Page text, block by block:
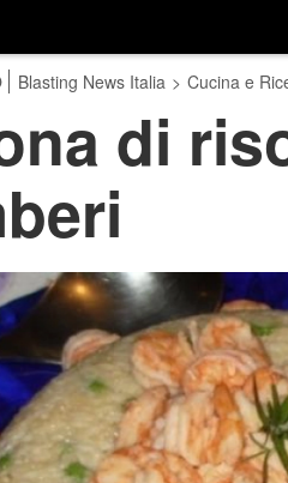
Blasting News Italia > Cucina e
di